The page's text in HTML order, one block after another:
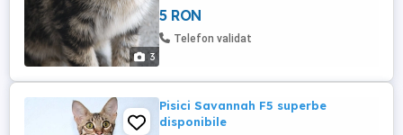
3
5 RON
Telefon validat
Pisici Savannah F5 superbe
disponibile